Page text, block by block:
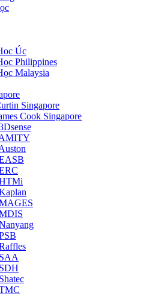
Úc
Philippines
Malaysia
Singapore
Cook Singapore